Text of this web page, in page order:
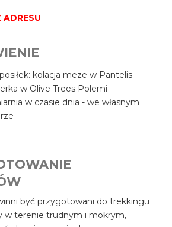
ADRESU
kolacja meze w Pantelis
w Olive Trees Polemi
w czasie dnia - we własnym
być przygotowani do trekkingu
w terenie trudnym i mokrym,